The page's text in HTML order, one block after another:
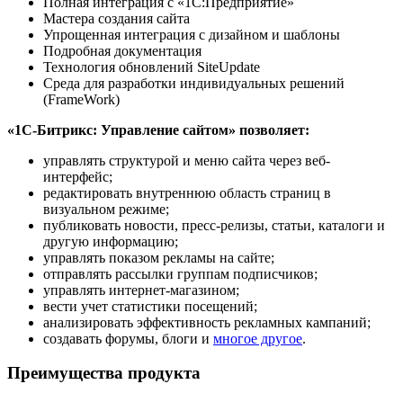
Мастера создания сайта
Упрощенная интеграция с дизайном и шаблоны
Подробная документация
Технология обновлений SiteUpdate
Среда для разработки индивидуальных решений
(FrameWork)
«1С-Битрикс: Управление сайтом» позволяет:
управлять структурой и меню сайта через веб-
интерфейс;
редактировать внутреннюю область страниц в
визуальном режиме;
публиковать новости, пресс-релизы, статьи, каталоги и
другую информацию;
управлять показом рекламы на сайте;
отправлять рассылки группам подписчиков;
управлять интернет-магазином;
вести учет статистики посещений;
анализировать эффективность рекламных кампаний;
создавать форумы, блоги и многое другое.
Преимущества продукта